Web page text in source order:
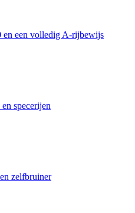
en een volledig A-rijbewijs
specerijen
zelfbruiner